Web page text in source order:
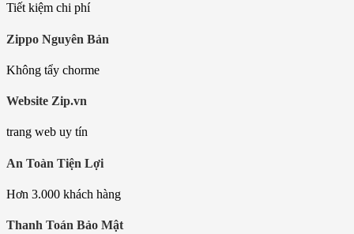
Tiết kiệm chi phí
Zippo Nguyên Bản
Không tẩy chorme
Website Zip.vn
trang web uy tín
An Toàn Tiện Lợi
Hơn 3.000 khách hàng
Thanh Toán Bảo Mật